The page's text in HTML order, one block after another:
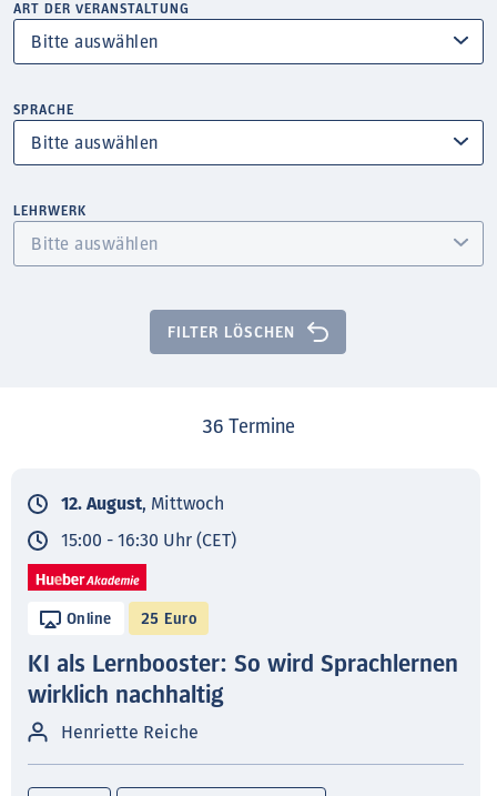
ART DER VERANSTALTUNG
SPRACHE
LEHRWERK
FILTER LÖSCHEN
36 Termine
12. August, Mittwoch
15:00 - 16:30 Uhr (CET)
Online 25 Euro
KI als Lernbooster: So wird Sprachlernen
wirklich nachhaltig
Henriette Reiche